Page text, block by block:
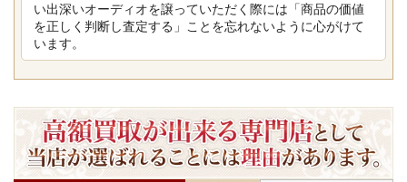
い出深いオーディオを譲っていただく際には「商品の価値
を正しく判断し査定する」ことを忘れないように心がけて
います。